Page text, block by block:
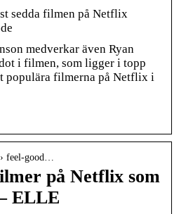
sedda filmen på Netflix
medverkar även Ryan
i filmen, som ligger i topp
populära filmerna på Netflix i
feel-good…
på Netflix som
ELLE